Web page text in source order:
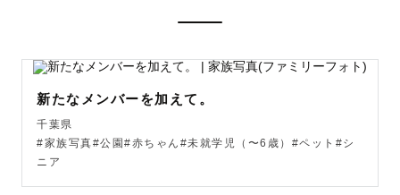
うになったな』など
空気、表情を撮影します♡
新たなメンバーを加えて。
千葉県
#家族写真#公園#赤ちゃん#未就学児（〜6歳）#ペット#シ
ニア